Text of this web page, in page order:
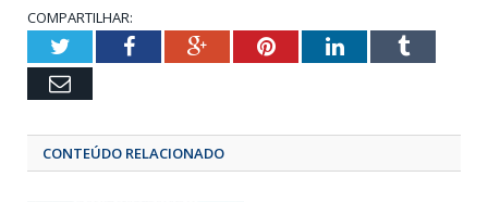
COMPARTILHAR:
TwitterFacebookGoogle+Pinterest
LinkedIn
Email
CONTEÚDO RELACIONADO